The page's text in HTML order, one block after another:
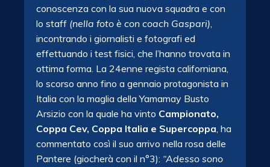
conoscenza con la sua nuova squadra e con
lo staff (nella foto è con coach Gaspari),
incontrando i giornalisti e fotografi ed
effettuando i test fisici, che l’hanno trovata in
ottima forma. La 24enne regista californiana,
lo scorso anno fino a gennaio protagonista in
Italia con la maglia della Yamamay Busto
Arsizio con la quale ha vinto Campionato,
Coppa Cev, Coppa Italia e Supercoppa, ha
commentato così il suo arrivo nella rosa delle
Pantere (giocherà con il n°3): “Adesso sono